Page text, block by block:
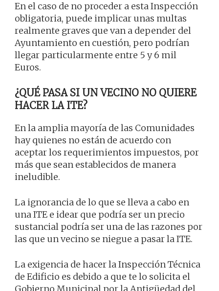
En el caso de no proceder a esta Inspección
obligatoria, puede implicar unas multas
realmente graves que van a depender del
Ayuntamiento en cuestión, pero podrían
llegar particularmente entre 5 y 6 mil
Euros.
¿QUÉ PASA SI UN VECINO NO QUIERE
HACER LA ITE?
En la amplia mayoría de las Comunidades
hay quienes no están de acuerdo con
aceptar los requerimientos impuestos, por
más que sean establecidos de manera
ineludible.
La ignorancia de lo que se lleva a cabo en
una ITE e idear que podría ser un precio
sustancial podría ser una de las razones por
las que un vecino se niegue a pasar la ITE.
La exigencia de hacer la Inspección Técnica
de Edificio es debido a que te lo solicita el